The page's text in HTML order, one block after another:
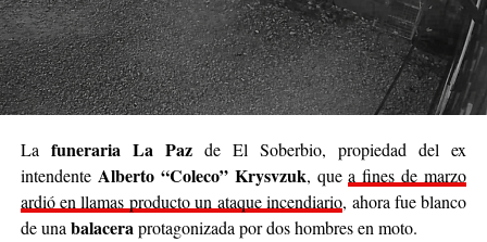
propio y con el acompañamiento de cada persona que
decide sumar su granito de arena, ya sea concamperas,
buzos, sacos, frazadas, colchas, mantas, bufandas,
gorros, guantes y todo lo que pueda abrigar.
Cabe destacar que para mediados de mayo será la
entrega de donaciones y tienen planificado realizar ollas
populares de arroz con pollo, por lo que también
recibirán donaciones de alimentos no perecederos.
La funeraria La Pazde El Soberbio, propiedad del ex
intendente Alberto “Coleco” Krysvzuk, quea fines de marzo
ardió en llamas producto un ataque incendiario, ahora fue blanco
de una balacera protagonizada por dos hombres en moto.